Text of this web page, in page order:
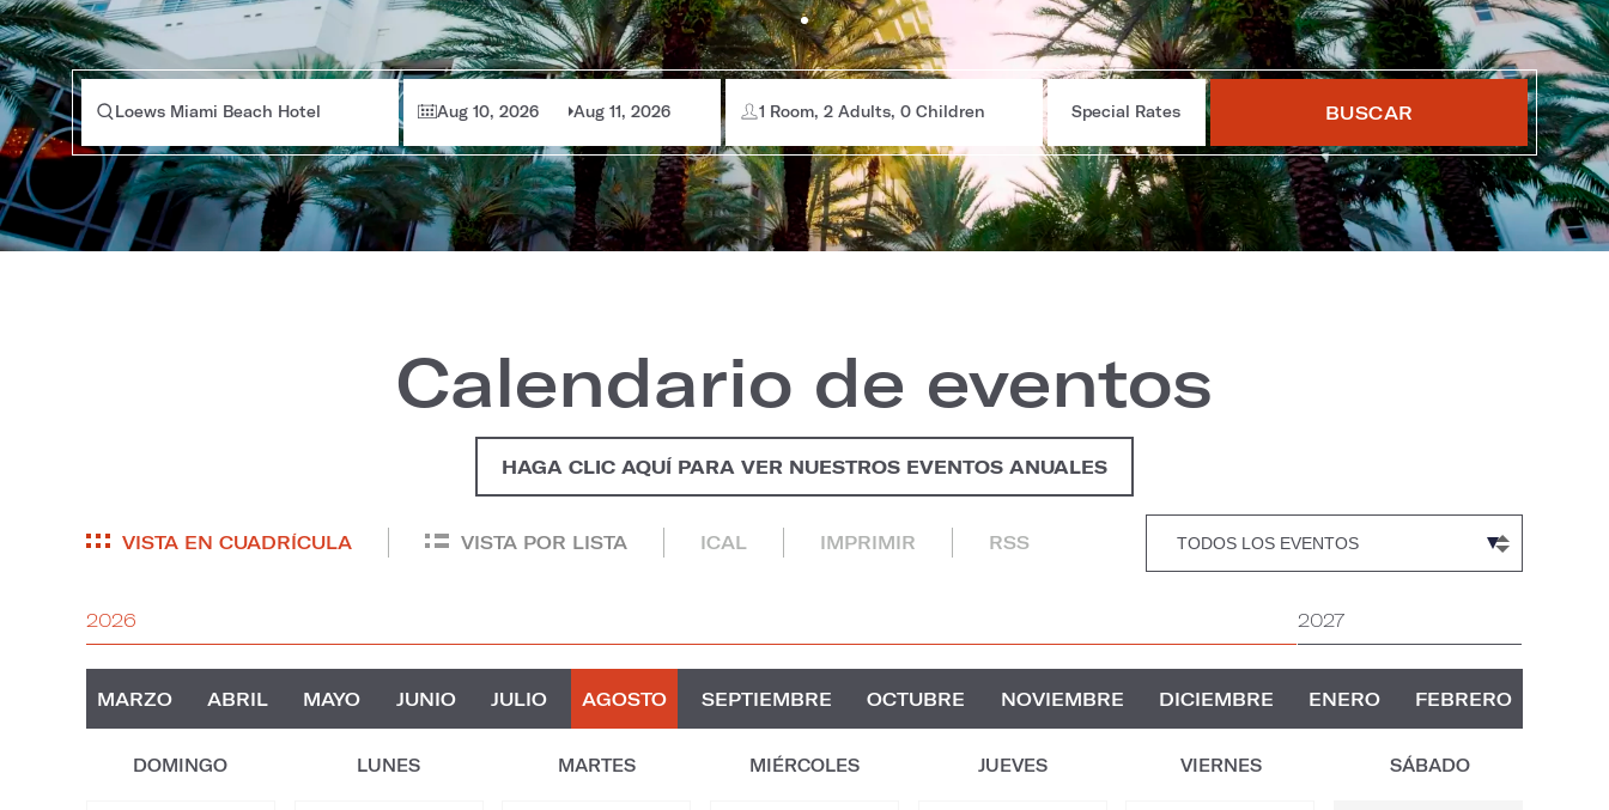
Loews Miami Beach Hotel Aug 10, 2026 Aug 11, 2026 1 Room, 2 Adults, 0 Children Special Rates BUSCAR
Calendario de eventos
HAGA CLIC AQUÍ PARA VER NUESTROS EVENTOS ANUALES
VISTA EN CUADRÍCULA VISTA POR LISTA ICAL IMPRIMIR RSS
2026 2027
MARZO ABRIL MAYO JUNIO JULIO AGOSTO SEPTIEMBRE OCTUBRE NOVIEMBRE DICIEMBRE ENERO FEBRERO
DOMINGO LUNES MARTES MIÉRCOLES JUEVES VIERNES SÁBADO